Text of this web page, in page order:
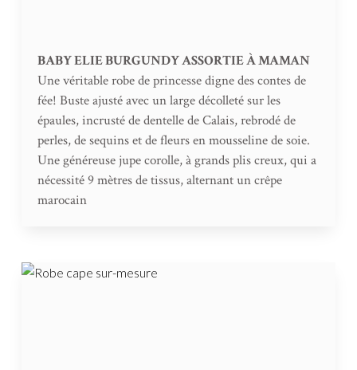
BABY ELIE BURGUNDY ASSORTIE À MAMAN
Une véritable robe de princesse digne des contes de
fée! Buste ajusté avec un large décolleté sur les
épaules, incrusté de dentelle de Calais, rebrodé de
perles, de sequins et de fleurs en mousseline de soie.
Une généreuse jupe corolle, à grands plis creux, qui a
nécessité 9 mètres de tissus, alternant un crêpe
marocain